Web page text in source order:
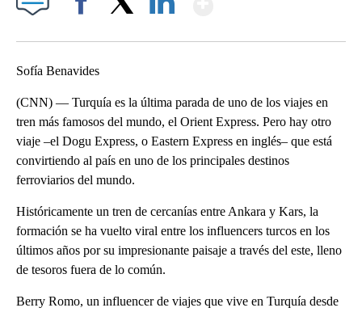
Sofía Benavides
(CNN) — Turquía es la última parada de uno de los viajes en
tren más famosos del mundo, el Orient Express. Pero hay otro
viaje –el Dogu Express, o Eastern Express en inglés– que está
convirtiendo al país en uno de los principales destinos
ferroviarios del mundo.
Históricamente un tren de cercanías entre Ankara y Kars, la
formación se ha vuelto viral entre los influencers turcos en los
últimos años por su impresionante paisaje a través del este, lleno
de tesoros fuera de lo común.
Berry Romo, un influencer de viajes que vive en Turquía desde